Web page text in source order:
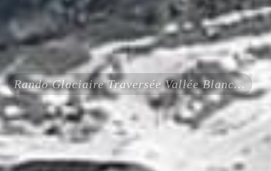
Rando Glaciaire Traversée Vallée Blanche